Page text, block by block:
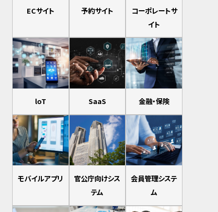
ECサイト 予約サイト
コーポレートサ
イト
loT SaaS 金融・保険
モバイルアプリ
官公庁向けシス
テム
会員管理システ
ム